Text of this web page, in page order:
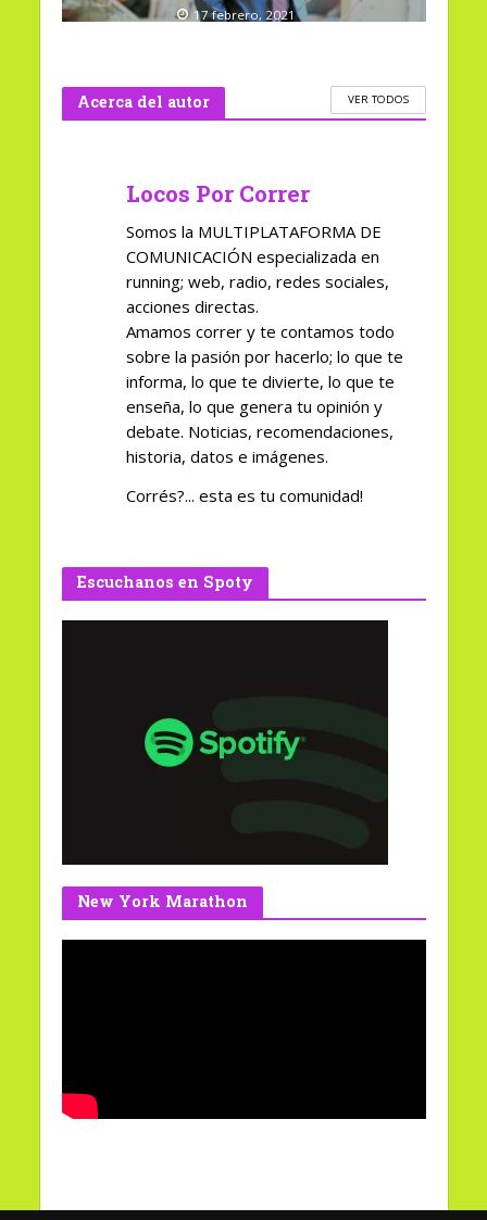
17 febrero, 2021
Acerca del autor VER TODOS
Locos Por Correr
Somos la MULTIPLATAFORMA DE
COMUNICACIÓN especializada en
running; web, radio, redes sociales,
acciones directas.
Amamos correr y te contamos todo
sobre la pasión por hacerlo; lo que te
informa, lo que te divierte, lo que te
enseña, lo que genera tu opinión y
debate. Noticias, recomendaciones,
historia, datos e imágenes.
Corrés?... esta es tu comunidad!
Escuchanos en Spoty
New York Marathon